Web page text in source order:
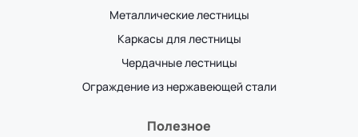
Металлические лестницы
Каркасы для лестницы
Чердачные лестницы
Ограждение из нержавеющей стали
Полезное